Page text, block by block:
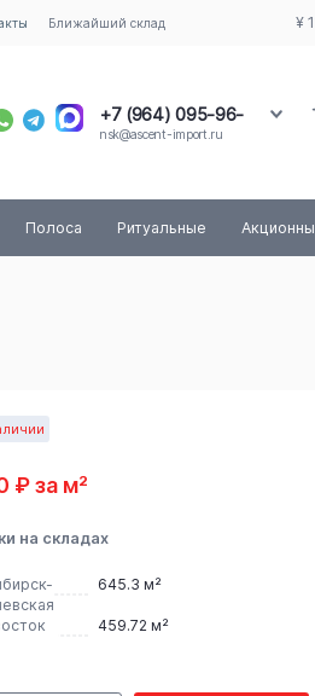
Ближайший склад ¥
+7 (964) 095-96-
40
nsk@ascent-import.ru
Полоса Ритуальные
₽ за м²
на складах
645.3 м²
459.72 м²